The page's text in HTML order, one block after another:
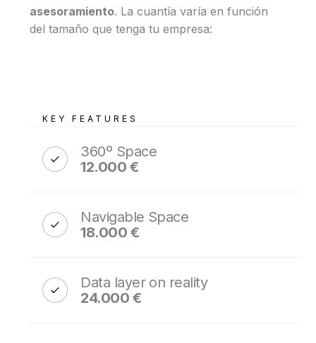
KEY FEATURES
360º Space
12.000 €
Navigable Space
18.000 €
Data layer on reality
24.000 €
asesoramiento. La cuantía varía en función
del tamaño que tenga tu empresa: